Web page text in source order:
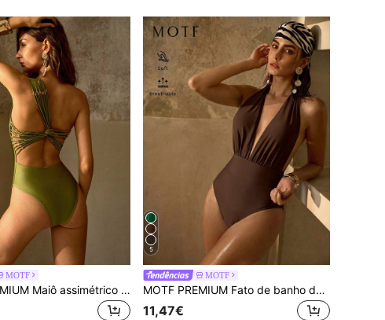
MOTF
MOTF PREMIUM Maiô assimétrico de uma peça, com um ombro só, costas nuas, tecido à mão com detalhes em metal dourado claro e aplicações de miçangas. Elegante e despojado.
5
MOTF
MOTF PREMIUM Fato de banho de uma peça com decote halter e costas nuas, na moda
11,47€